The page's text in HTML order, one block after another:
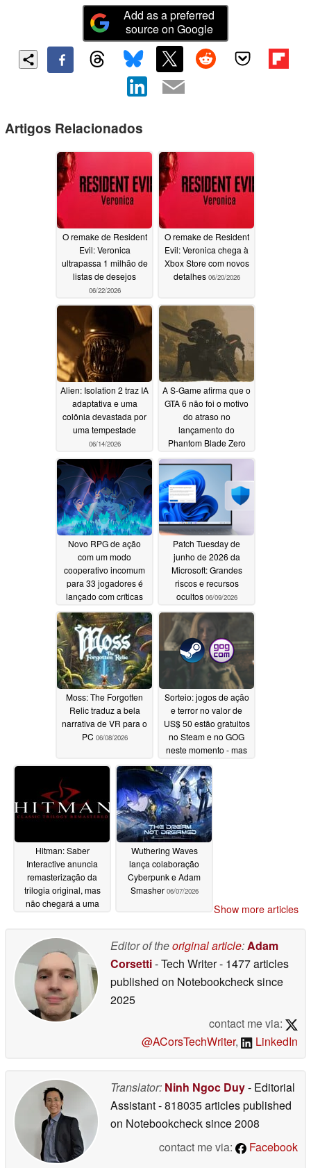
Add as a preferred
source on Google
Artigos Relacionados
O remake de Resident
Evil: Veronica
ultrapassa 1 milhão de
listas de desejos
06/22/2026
O remake de Resident
Evil: Veronica chega à
Xbox Store com novos
detalhes 06/20/2026
Alien: Isolation 2 traz IA
adaptativa e uma
colônia devastada por
uma tempestade
06/14/2026
A S-Game afirma que o
GTA 6 não foi o motivo
do atraso no
lançamento do
Phantom Blade Zero
06/14/2026
Novo RPG de ação
com um modo
cooperativo incomum
para 33 jogadores é
lançado com críticas
“muito positivas” no
Steam, acompanhado
de um desconto de
33% no lançamento
06/12/2026
Patch Tuesday de
junho de 2026 da
Microsoft: Grandes
riscos e recursos
ocultos 06/09/2026
Moss: The Forgotten
Relic traduz a bela
narrativa de VR para o
PC 06/08/2026
Sorteio: jogos de ação
e terror no valor de
US$ 50 estão gratuitos
no Steam e no GOG
neste momento - mas
não por muito tempo
06/08/2026
Hitman: Saber
Interactive anuncia
remasterização da
trilogia original, mas
não chegará a uma
Wuthering Waves
lança colaboração
Cyberpunk e Adam
Smasher 06/07/2026
Show more articles
Editor of theoriginal article:Adam
Corsetti- Tech Writer- 1477 articles
published on Notebookchecksince
2025
contact me via:
@ACorsTechWriter, LinkedIn
Translator: Ninh Ngoc Duy- Editorial
Assistant- 818035 articles published
on Notebookchecksince 2008
contact me via:
Facebook